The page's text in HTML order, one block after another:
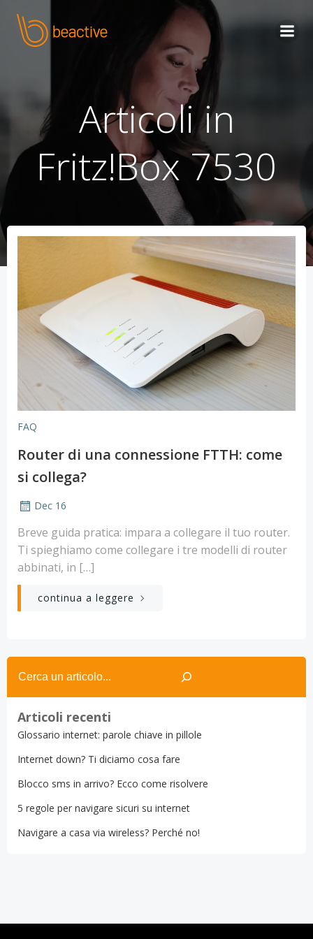
Skip
to
content
Articoli in
Fritz!Box 7530
FAQ
Router di una connessione FTTH: come
si collega?
Dec 16
Breve guida pratica: impara a collegare il tuo router.
Ti spieghiamo come collegare i tre modelli di router
abbinati, in […]
continua a leggere
Search
Articoli recenti
Glossario internet: parole chiave in pillole
Internet down? Ti diciamo cosa fare
Blocco sms in arrivo? Ecco come risolvere
5 regole per navigare sicuri su internet
Navigare a casa via wireless? Perché no!